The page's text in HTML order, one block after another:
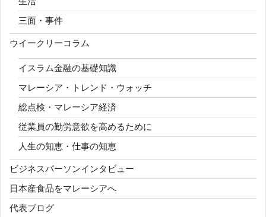
三面・事件
ウイークリーコラム
イスラム金融の基礎知識
マレーシア・トレンド・ウォッチ
総点検・マレーシア経済
従業員の勤労意欲を高めるために
人生の知恵・仕事の知恵
ビジネスパーソンインタビュー
日本産食品をマレーシアへ
代表ブログ